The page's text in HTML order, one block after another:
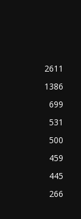
2611
1386
699
531
500
459
445
266